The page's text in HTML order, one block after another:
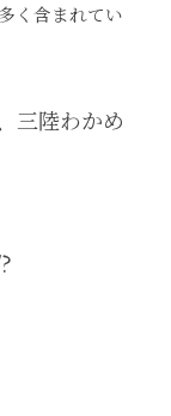
く含まれてい
三陸わかめ